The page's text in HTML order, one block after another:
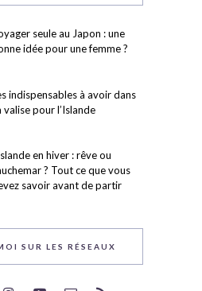
seule au Japon : une
idée pour une femme ?
indispensables à avoir dans
valise pour l’Islande
en hiver : rêve ou
? Tout ce que vous
savoir avant de partir
SUR LES RÉSEAUX